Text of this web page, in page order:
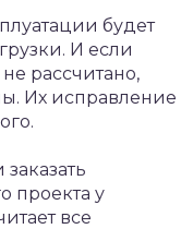
будет
И если
рассчитано,
Их исправление
проекта у
все